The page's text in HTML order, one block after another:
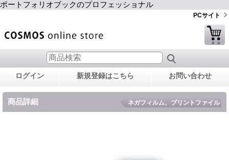
ポートフォリオブックのプロフェッショナル
PCサイト
ログイン 新規登録はこちら お問い合わせ
商品詳細 ネガフィルム、プリントファイル